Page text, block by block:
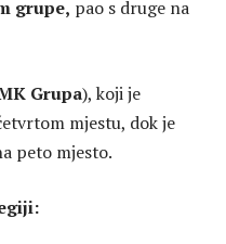
grupe, pao s druge na
Grupa), koji je
mjestu, dok je
peto mjesto.